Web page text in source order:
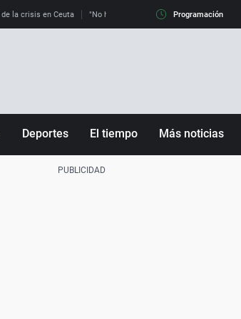
la crisis en Ceuta "No hay mafias, que no nos engañen":
Programación
Deportes El tiempo Más noticias